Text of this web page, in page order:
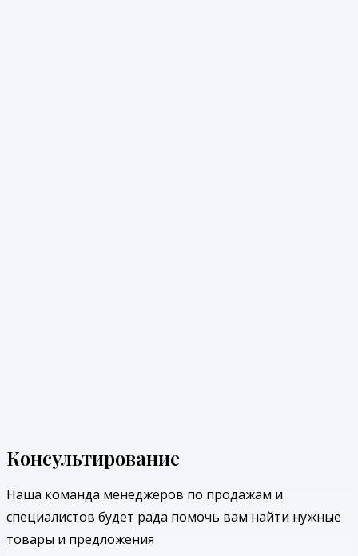
Консультирование
Наша команда менеджеров по продажам и
специалистов будет рада помочь вам найти нужные
товары и предложения